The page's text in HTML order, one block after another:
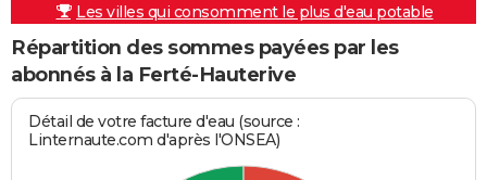
Les villes qui consomment le plus d'eau potable
Répartition des sommes payées par les
abonnés à la Ferté-Hauterive
Détail de votre facture d'eau (source :
Linternaute.com d'après l'ONSEA)